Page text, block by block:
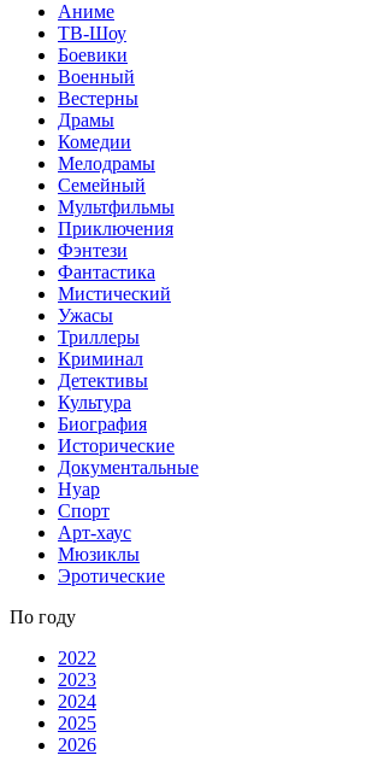
Аниме
ТВ-Шоу
Боевики
Военный
Вестерны
Драмы
Комедии
Мелодрамы
Семейный
Мультфильмы
Приключения
Фэнтези
Фантастика
Мистический
Ужасы
Триллеры
Криминал
Детективы
Культура
Биография
Исторические
Документальные
Нуар
Спорт
Арт-хаус
Мюзиклы
Эротические
По году
2022
2023
2024
2025
2026